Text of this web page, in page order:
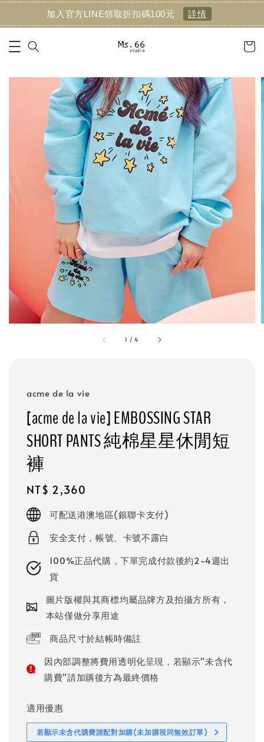
加入官方LINE領取折扣碼100元 詳情
1 /4
acme de la vie
[acme de la vie] EMBOSSING STAR
SHORT PANTS 純棉星星休閒短
褲
Regular
price
NT$ 2,360
可配送港澳地區(銀聯卡支付)
安全支付，帳號、卡號不露白
100%正品代購，下單完成付款後約2~4週出
貨
圖片版權與其商標均屬品牌方及拍攝方所有，
本站僅做分享用途
商品尺寸於結帳時備註
因內部調整將費用透明化呈現，若顯示"未含代
購費"請加購後方為最終價格
適用優惠
若顯示未含代購費請配對加購(未加購視同無效訂單)